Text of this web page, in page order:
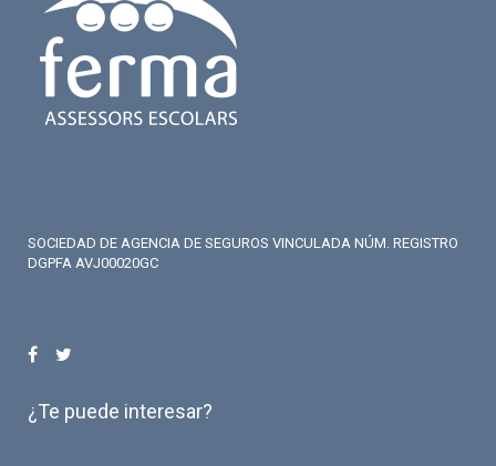
SOCIEDAD DE AGENCIA DE SEGUROS VINCULADA NÚM. REGISTRO
DGPFA AVJ00020GC
¿Te puede interesar?